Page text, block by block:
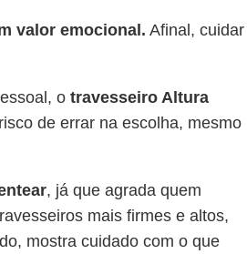
valor emocional. Afinal, cuidar
o travesseiro Altura
de errar na escolha, mesmo
, já que agrada quem
mais firmes e altos,
mostra cuidado com o que